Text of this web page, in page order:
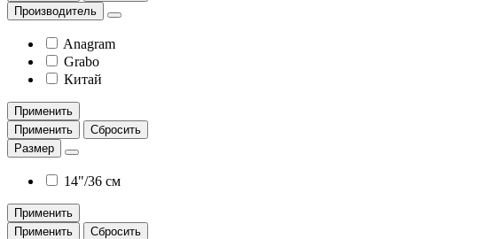
Производитель
Anagram
Grabo
Китай
Применить
Применить
Сбросить
Размер
14"/36 см
Применить
Применить
Сбросить